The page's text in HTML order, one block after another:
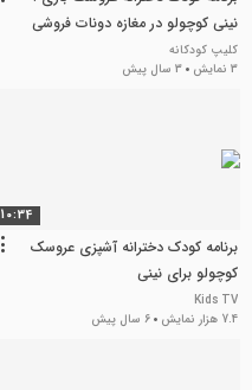
نینی کوچولو در مغازه دونات فروشی
کلیپ کودکانه
3 نمایش
3 سال پیش
10:34
برنامه کودک دخترانه آشپزی عروسک
کوچولو برای نینی
Kids TV
7.4 هزار نمایش
6 سال پیش